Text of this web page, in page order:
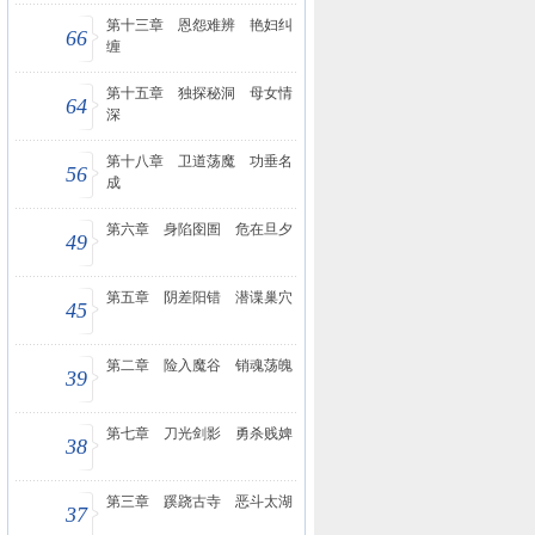
66
第十三章 恩怨难辨 艳妇纠
缠
64
第十五章 独探秘洞 母女情
深
56
第十八章 卫道荡魔 功垂名
成
49
第六章 身陷囹圄 危在旦夕
45
第五章 阴差阳错 潜谍巢穴
39
第二章 险入魔谷 销魂荡魄
38
第七章 刀光剑影 勇杀贱婢
37
第三章 蹊跷古寺 恶斗太湖